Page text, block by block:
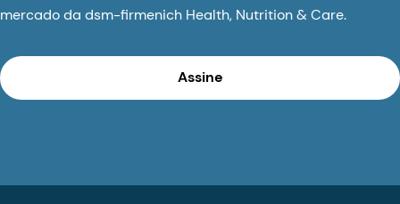
mercado da dsm-firmenich Health, Nutrition & Care.
Assine